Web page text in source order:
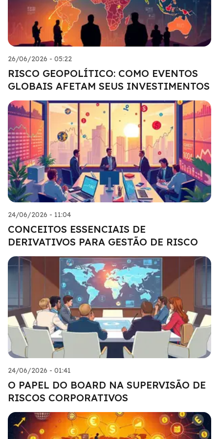
26/06/2026 - 05:22
RISCO GEOPOLÍTICO: COMO EVENTOS
GLOBAIS AFETAM SEUS INVESTIMENTOS
24/06/2026 - 11:04
CONCEITOS ESSENCIAIS DE
DERIVATIVOS PARA GESTÃO DE RISCO
24/06/2026 - 01:41
O PAPEL DO BOARD NA SUPERVISÃO DE
RISCOS CORPORATIVOS